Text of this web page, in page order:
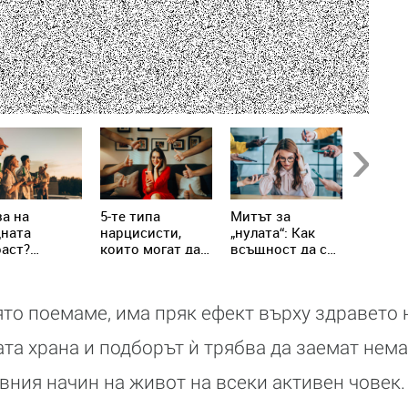
на
5-те типа
нарцисисти,
които могат да
Митът за
„нулата“: Как
всъщност да се
поемаме, има пряк ефект върху
храна и подборът ѝ трябва да заемат
начин на живот на всеки активен човек.